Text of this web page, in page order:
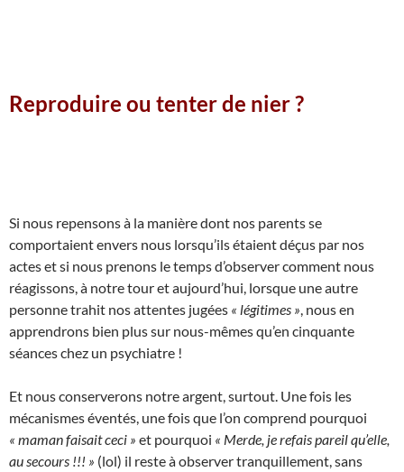
Reproduire ou tenter de nier ?
Si nous repensons à la manière dont nos parents se
comportaient envers nous lorsqu’ils étaient déçus par nos
actes et si nous prenons le temps d’observer comment nous
réagissons, à notre tour et aujourd’hui, lorsque une autre
personne trahit nos attentes jugées « légitimes » , nous en
apprendrons bien plus sur nous-mêmes qu’en cinquante
séances chez un psychiatre !
Et nous conserverons notre argent, surtout. Une fois les
mécanismes éventés, une fois que l’on comprend pourquoi
« maman faisait ceci » et pourquoi « Merde, je refais pareil qu’elle,
au secours !!! » (lol) il reste à observer tranquillement, sans